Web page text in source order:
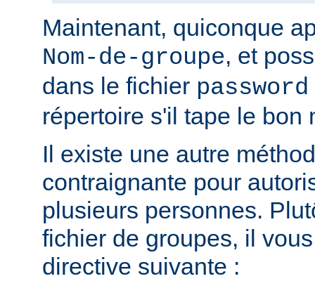
Maintenant, quiconque
Nom-de-groupe, et
dans le fichier password
répertoire s'il tape le bon
Il existe une autre
contraignante pour
plusieurs personnes.
fichier de groupes, il
directive suivante :